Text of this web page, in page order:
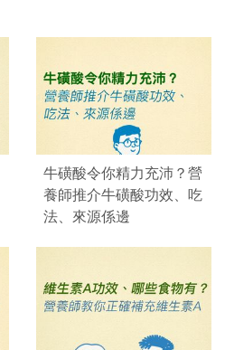
牛磺酸令你精力充沛？營
養師推介牛磺酸功效、吃
法、來源係邊